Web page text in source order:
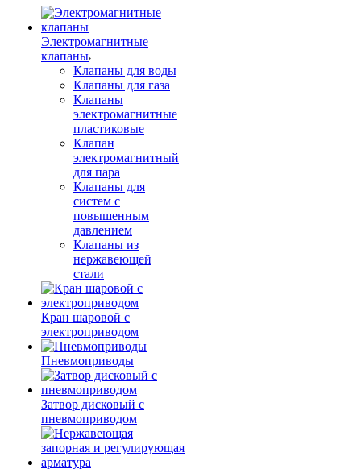
Электромагнитные
клапаны
Клапаны для воды
Клапаны для газа
Клапаны
электромагнитные
пластиковые
Клапан
электромагнитный
для пара
Клапаны для
систем с
повышенным
давлением
Клапаны из
нержавеющей
стали
Кран шаровой с
электроприводом
Пневмоприводы
Затвор дисковый с
пневмоприводом